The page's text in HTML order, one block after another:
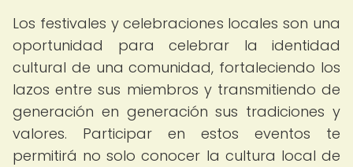
Los festivales y celebraciones locales son una
oportunidad para celebrar la identidad
cultural de una comunidad, fortaleciendo los
lazos entre sus miembros y transmitiendo de
generación en generación sus tradiciones y
valores. Participar en estos eventos te
permitirá no solo conocer la cultura local de